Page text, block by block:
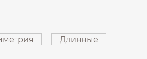
Длинные